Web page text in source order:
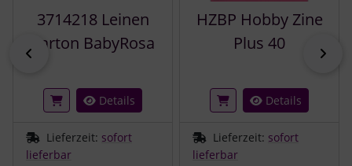
zurück
3714218 Leinen
Karton BabyRosa
Details
Lieferzeit: sofort
lieferbar
HZBP Hobby Zine
Plus 40
Details
Lieferzeit: sofort
lieferbar